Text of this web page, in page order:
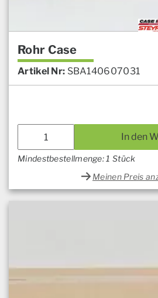
Rohr Case
Artikel Nr: SBA140607031
In den
Mindestbestellmenge: 1 Stück
Meinen Preis